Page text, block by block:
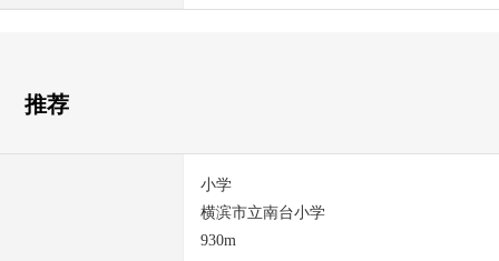
推荐
小学
横滨市立南台小学
930m